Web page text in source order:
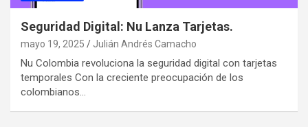
Seguridad Digital: Nu Lanza Tarjetas.
mayo 19, 2025 Julián Andrés Camacho
Nu Colombia revoluciona la seguridad digital con tarjetas
temporales Con la creciente preocupación de los
colombianos…